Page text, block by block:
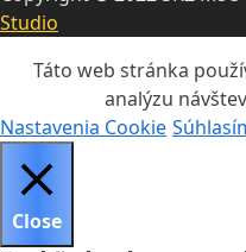
Studio
Táto web stránka
analýzu
Nastavenia Cookie
Close